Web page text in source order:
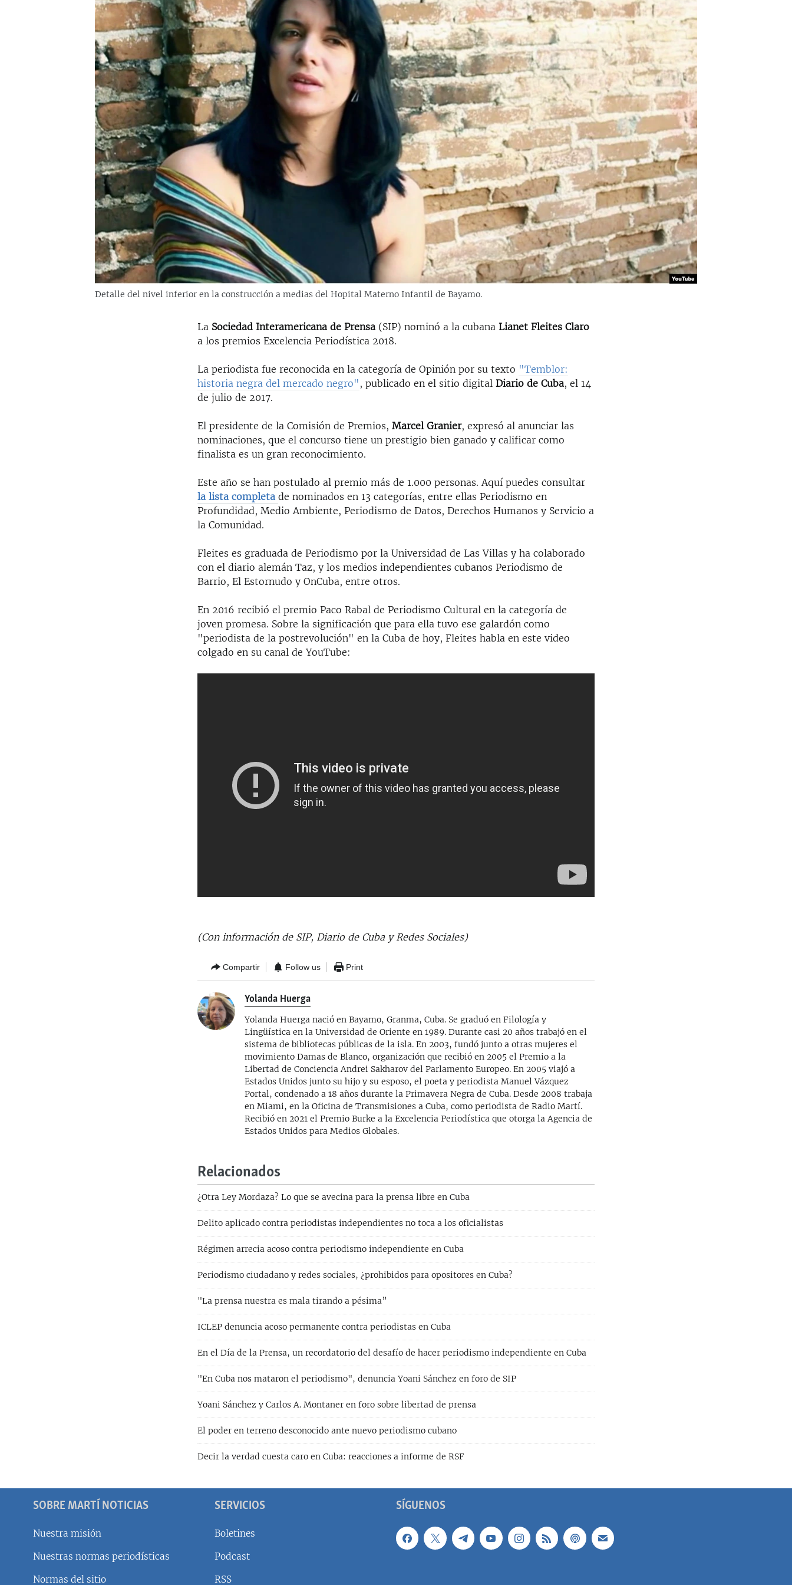
LA REALIDAD DE LA VIVIENDA EN
SER VIEJO EN CUBA
LOS SANTOS DE HIALEAH
DESINFORMACIÓN RUSA EN
LA INVASIÓN DE RUSIA A UCRANIA
Detalle del nivel inferior en la construcción a medias del Hopital Materno Infantil de Bayamo.
La Sociedad Interamericana de Prensa (SIP) nominó a la cubanaLianet Fleites Claro
a los premios Excelencia Periodística 2018.
La periodista fue reconocida en la categoría de Opinión por su texto "Temblor:
historia negra del mercado negro" , publicado en el sitio digitalDiario de Cuba, el 14
de julio de 2017.
El presidente de la Comisión de Premios,Marcel Granier, expresó al anunciar las
nominaciones, que el concurso tiene un prestigio bien ganado y calificar como
finalista es un gran reconocimiento.
Este año se han postulado al premio más de 1.000 personas. Aquí puedes consultar
la lista completade nominados en 13 categorías, entre ellas Periodismo en
Profundidad, Medio Ambiente, Periodismo de Datos, Derechos Humanos y Servicio a
la Comunidad.
Fleites es graduada de Periodismo por la Universidad de Las Villas y ha colaborado
con el diario alemán Taz, y los medios independientes cubanos Periodismo de
Barrio, El Estornudo y OnCuba, entre otros.
En 2016 recibió el premio Paco Rabal de Periodismo Cultural en la categoría de
joven promesa. Sobre la significación que para ella tuvo ese galardón como
"periodista de la postrevolución" en la Cuba de hoy, Fleites habla en este video
colgado en su canal de YouTube:
(Con información de SIP, Diario de Cuba y Redes Sociales)
Compartir Follow us Print
Yolanda Huerga
Yolanda Huerga nació en Bayamo, Granma, Cuba. Se graduó en Filología y
Lingüística en la Universidad de Oriente en 1989. Durante casi 20 años trabajó en el
sistema de bibliotecas públicas de la isla. En 2003, fundó junto a otras mujeres el
movimiento Damas de Blanco, organización que recibió en 2005 el Premio a la
Libertad de Conciencia Andrei Sakharov del Parlamento Europeo. En 2005 viajó a
Estados Unidos junto su hijo y su esposo, el poeta y periodista Manuel Vázquez
Portal, condenado a 18 años durante la Primavera Negra de Cuba. Desde 2008 trabaja
en Miami, en la Oficina de Transmisiones a Cuba, como periodista de Radio Martí.
Recibió en 2021 el Premio Burke a la Excelencia Periodística que otorga la Agencia de
Estados Unidos para Medios Globales.
Relacionados
¿Otra Ley Mordaza? Lo que se avecina para la prensa libre en Cuba
Delito aplicado contra periodistas independientes no toca a los oficialistas
Régimen arrecia acoso contra periodismo independiente en Cuba
Periodismo ciudadano y redes sociales, ¿prohibidos para opositores en Cuba?
"La prensa nuestra es mala tirando a pésima”
ICLEP denuncia acoso permanente contra periodistas en Cuba
En el Día de la Prensa, un recordatorio del desafío de hacer periodismo independiente en Cuba
"En Cuba nos mataron el periodismo", denuncia Yoani Sánchez en foro de SIP
Yoani Sánchez y Carlos A. Montaner en foro sobre libertad de prensa
El poder en terreno desconocido ante nuevo periodismo cubano
Decir la verdad cuesta caro en Cuba: reacciones a informe de RSF
SÍGUENOS
SOBRE MARTÍ NOTICIAS
Nuestra misión
Nuestras normas periodísticas
Normas del sitio
SERVICIOS
Boletines
Podcast
RSS